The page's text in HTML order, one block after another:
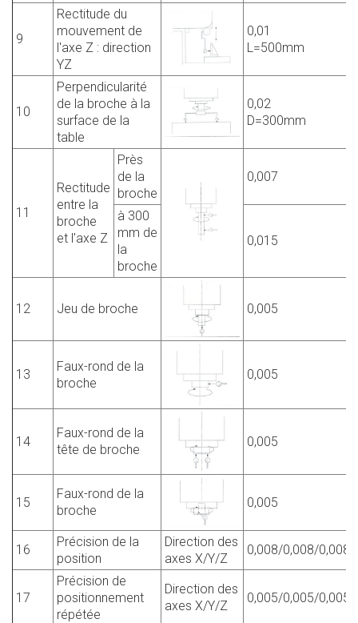
9
Rectitude du
mouvement de
l'axe Z : direction
YZ
0,01
L=500mm
10
Perpendicularité
de la broche à la
surface de la
table
0,02
D=300mm
11
Rectitude
entre la
broche
et l'axe Z
Près
de la
broche
0,007
à 300
mm de
la
broche
0,015
12 Jeu de broche 0,005
13
Faux-rond de la
broche
0,005
14
Faux-rond de la
tête de broche
0,005
15
Faux-rond de la
broche
0,005
16
Précision de la
position
Direction des
axes X/Y/Z
0,008/0,008/0,008
17
Précision de
positionnement
répétée
Direction des
axes X/Y/Z
0,005/0,005/0,005